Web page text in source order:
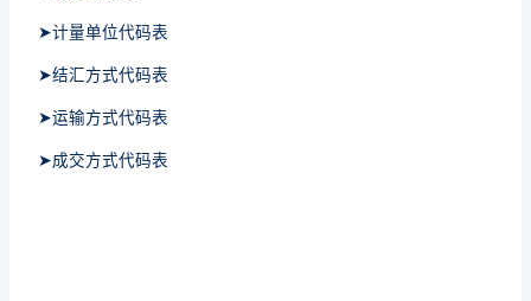
➤计量单位代码表
➤结汇方式代码表
➤运输方式代码表
➤成交方式代码表